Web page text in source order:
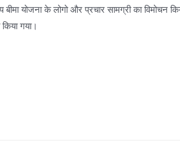
योजना के लोगो और प्रचार सामग्री का विमोचन
गया।